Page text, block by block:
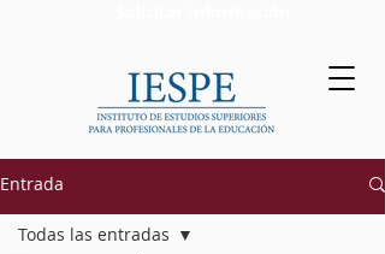
Entrada
Todas las entradas